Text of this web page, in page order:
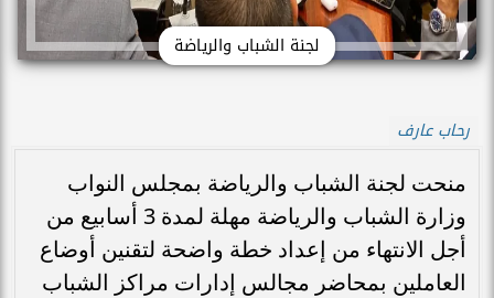
لجنة الشباب والرياضة
رحاب عارف
منحت لجنة الشباب والرياضة بمجلس النواب
وزارة الشباب والرياضة مهلة لمدة 3 أسابيع من
أجل الانتهاء من إعداد خطة واضحة لتقنين أوضاع
العاملين بمحاضر مجالس إدارات مراكز الشباب